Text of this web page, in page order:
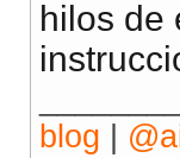
hilos de
blog |